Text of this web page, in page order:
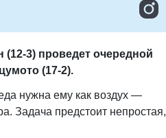
(12-3) проведет очередной
(17-2).
нужна ему как воздух —
Задача предстоит непростая,